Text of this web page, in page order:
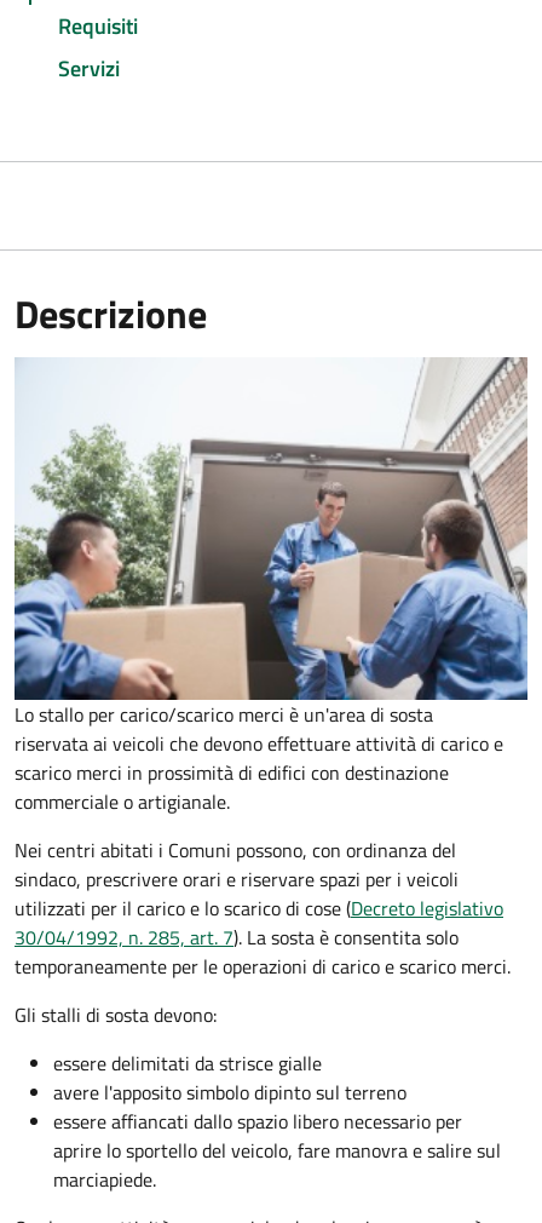
Requisiti
Servizi
Descrizione
Lo stallo per carico/scarico merci è un'area di sosta
riservata ai veicoli che devono effettuare attività di carico e
scarico merci in prossimità di edifici con destinazione
commerciale o artigianale.
Nei centri abitati i Comuni possono, con ordinanza del
sindaco, prescrivere orari e riservare spazi per i veicoli
utilizzati per il carico e lo scarico di cose (Decreto legislativo
30/04/1992, n. 285, art. 7). La sosta è consentita solo
temporaneamente per le operazioni di carico e scarico merci.
Gli stalli di sosta devono:
essere delimitati da strisce gialle
avere l'apposito simbolo dipinto sul terreno
essere affiancati dallo spazio libero necessario per
aprire lo sportello del veicolo, fare manovra e salire sul
marciapiede.